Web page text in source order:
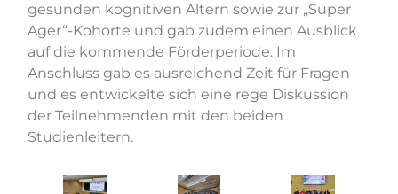
gesunden kognitiven Altern sowie zur „Super
Ager“-Kohorte und gab zudem einen Ausblick
auf die kommende Förderperiode. Im
Anschluss gab es ausreichend Zeit für Fragen
und es entwickelte sich eine rege Diskussion
der Teilnehmenden mit den beiden
Studienleitern.